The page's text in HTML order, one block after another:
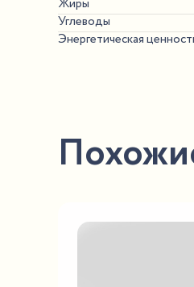
Жиры
Углеводы
Энергетическая